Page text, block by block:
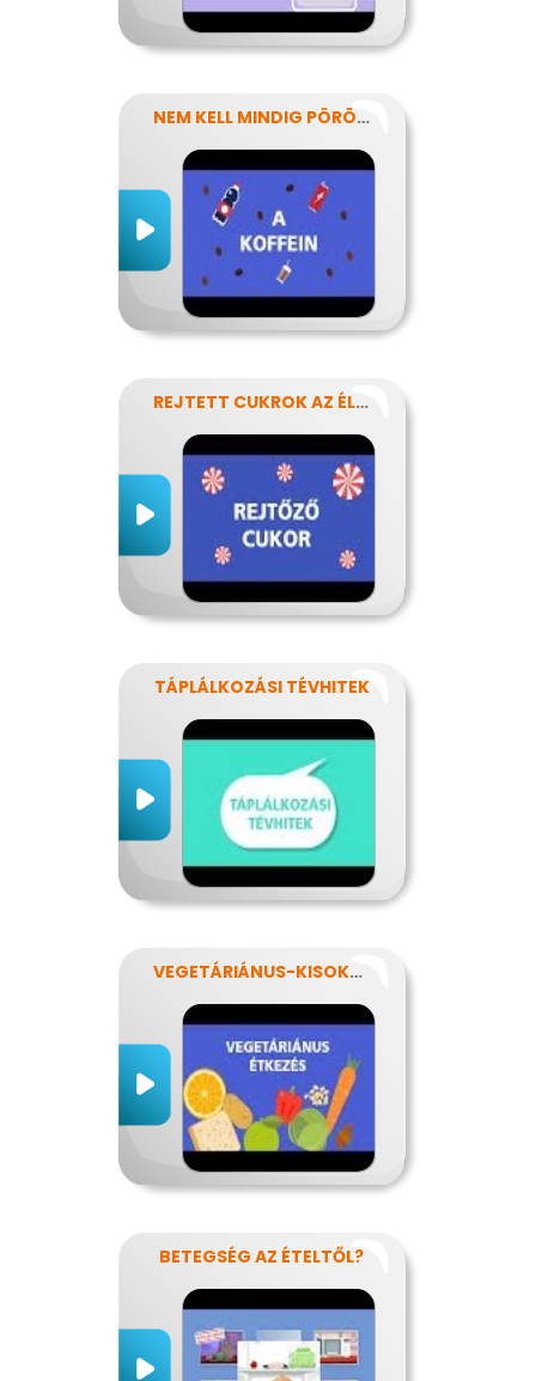
NEM KELL MINDIG PÖRÖGNI
REJTETT CUKROK AZ ÉLELMISZEREINKBEN
TÁPLÁLKOZÁSI TÉVHITEK
VEGETÁRIÁNUS-KISOKOS
BETEGSÉG AZ ÉTELTŐL?